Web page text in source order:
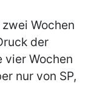
Wochen
der
Wochen
nur von SP,